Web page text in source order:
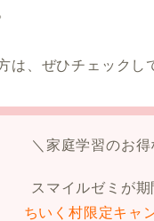
は、ぜひチェックし
＼家庭学習のお得
スマイルゼミが
ちいく村限定キャ